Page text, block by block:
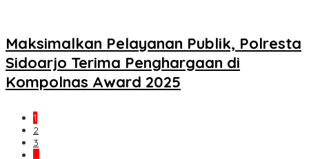
Maksimalkan Pelayanan Publik, Polresta
Sidoarjo Terima Penghargaan di
Kompolnas Award 2025
1
2
3
…